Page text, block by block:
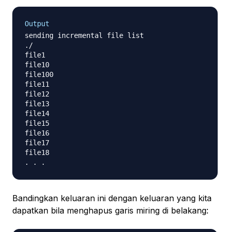
Output
sending incremental file list
./
file1
file10
file100
file11
file12
file13
file14
file15
file16
file17
file18
Bandingkan keluaran ini dengan keluaran yang kita
dapatkan bila menghapus garis miring di belakang: